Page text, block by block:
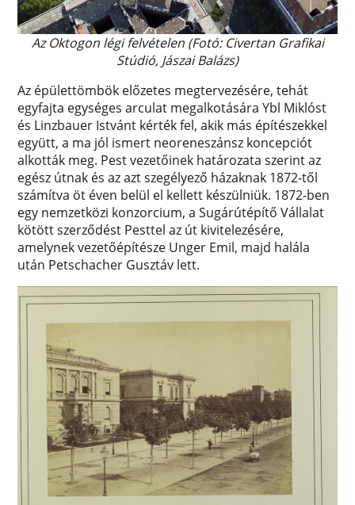
Az Oktogon légi felvételen (Fotó: Civertan Grafikai
Stúdió, Jászai Balázs)
Az épülettömbök előzetes megtervezésére, tehát
egyfajta egységes arculat megalkotására Ybl Miklóst
és Linzbauer Istvánt kérték fel, akik más építészekkel
együtt, a ma jól ismert neoreneszánsz koncepciót
alkották meg. Pest vezetőinek határozata szerint az
egész útnak és az azt szegélyező házaknak 1872-től
számítva öt éven belül el kellett készülniük. 1872-ben
egy nemzetközi konzorcium, a Sugárútépítő Vállalat
kötött szerződést Pesttel az út kivitelezésére,
amelynek vezetőépítésze Unger Emil, majd halála
után Petschacher Gusztáv lett.